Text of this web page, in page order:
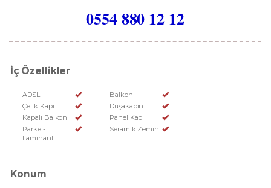
0554 880 12 12
İç Özellikler
ADSL
Balkon
Çelik Kapı
Duşakabin
Kapalı Balkon
Panel Kapı
Parke -
Laminant
Seramik Zemin
Konum